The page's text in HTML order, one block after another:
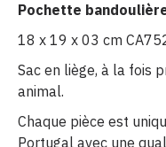
Pochette
18 x 19 x 03 cm
Sac en liège, à la fois
animal.
Chaque pièce est
Portugal avec une